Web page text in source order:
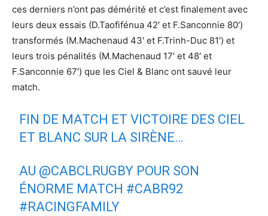
ces derniers n’ont pas démérité et c’est finalement avec
leurs deux essais (D.Taofifénua 42′ et F.Sanconnie 80′)
transformés (M.Machenaud 43′ et F.Trinh-Duc 81′) et
leurs trois pénalités (M.Machenaud 17′ et 48′ et
F.Sanconnie 67′) que les Ciel & Blanc ont sauvé leur
match.
FIN DE MATCH ET VICTOIRE DES CIEL
ET BLANC SUR LA SIRÈNE…
AU @CABCLRUGBY POUR SON
ÉNORME MATCH #CABR92
#RACINGFAMILY